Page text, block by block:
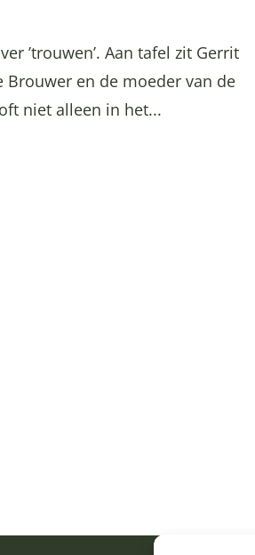
’trouwen’. Aan tafel zit Gerrit
en de moeder van de
niet alleen in het...